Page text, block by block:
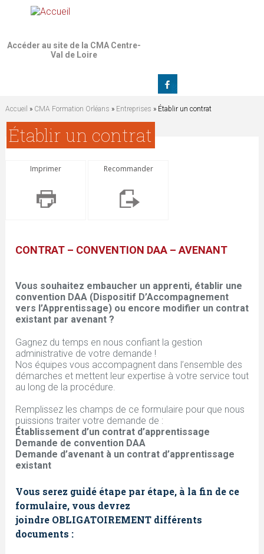
Accéder au site de la CMA Centre-
Val de Loire
V
o
Accueil » CMA Formation Orléans » Entreprises » Établir un contrat
Établir un contrat
Imprimer Recommander
CONTRAT – CONVENTION DAA – AVENANT
Vous souhaitez embaucher un apprenti, établir une
convention DAA (Dispositif D’Accompagnement
vers l’Apprentissage) ou encore modifier un contrat
existant par avenant ?
Gagnez du temps en nous confiant la gestion
administrative de votre demande !
Nos équipes vous accompagnent dans l’ensemble des
démarches et mettent leur expertise à votre service tout
au long de la procédure.
Remplissez les champs de ce formulaire pour que nous
puissions traiter votre demande de :
Établissement d’un contrat d’apprentissage
Demande de convention DAA
Demande d’avenant à un contrat d’apprentissage
existant
Vous serez guidé étape par étape, à la fin de ce
formulaire, vous devrez
joindre OBLIGATOIREMENT différents
documents :